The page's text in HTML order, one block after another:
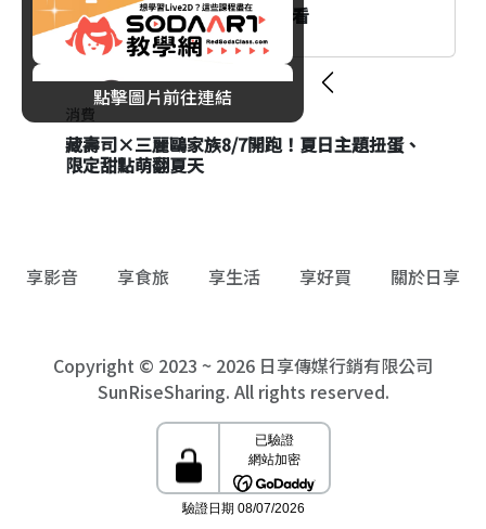
價購活動時間、品項與價格一次看
消費
藏壽司×三麗鷗家族8/7開跑！夏日主題扭蛋、
限定甜點萌翻夏天
消費
台北君悅酒店中秋月餅禮盒開賣！早鳥優惠83
折起、奢華茶香組合與價格一次看
點擊圖片前往連結
享影音 享食旅 享生活 享好買 關於日享
Copyright © 2023 ~ 2026 日享傳媒行銷有限公司
SunRiseSharing. All rights reserved.